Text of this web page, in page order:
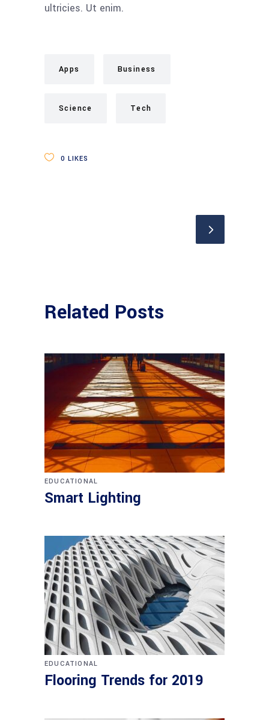
ultricies. Ut enim.
Apps Business
Science Tech
0 LIKES
Related Posts
EDUCATIONAL
Smart Lighting
EDUCATIONAL
Flooring Trends for 2019